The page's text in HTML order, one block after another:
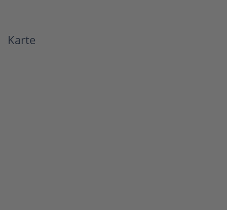
Karte